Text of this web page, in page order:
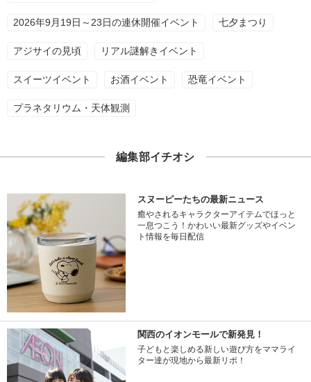
2026年9月19日～23日の連休開催イベント 七夕まつり
アジサイの見頃 リアル謎解きイベント
スイーツイベント お酒イベント 恐竜イベント
プラネタリウム・天体観測
編集部イチオシ
スヌーピーたちの最新ニュース
癒やされるキャラクターアイテムでほっと
一息つこう！かわいい最新グッズやイベン
ト情報を毎日配信
関西のイオンモールで新発見！
子どもと楽しめる新しい遊び方をママライ
ター達が現地から最新リポ！